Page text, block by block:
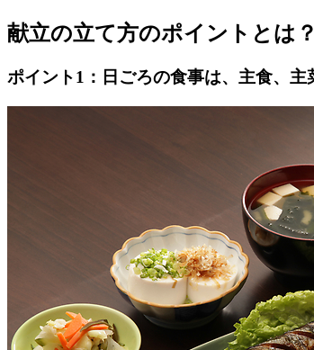
献立の立て方のポイントとは？
ポイント1：日ごろの食事は、主食、